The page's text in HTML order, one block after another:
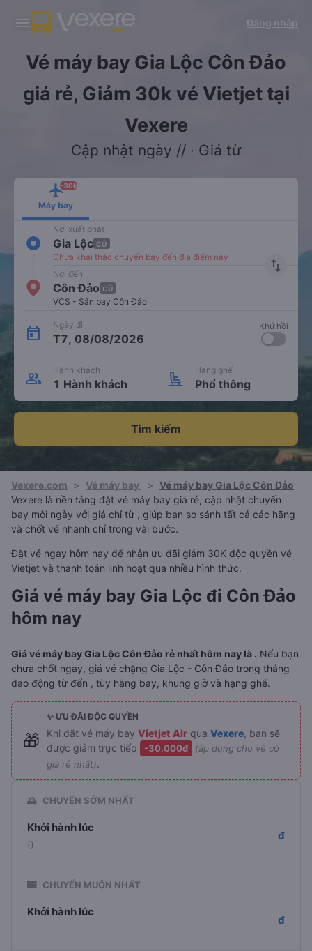
Tải app Vexere ngay!
Nhận ưu đãi thành viên độc
Mở app
Tải app Vexere
-30k/ghế khi đặt vé máy bay qua
Mở app
Đăng nhập
Vé máy bay Gia Lộc Côn Đảo
giá rẻ, Giảm 30k vé Vietjet tại
Vexere
Cập nhật ngày // · Giá từ
Máy bay
-30k
Nơi xuất phát
Gia Lộc CŨ
Chưa khai thác chuyến bay đến địa điểm này
import_export
Nơi đến
Côn Đảo CŨ
VCS - Sân bay Côn Đảo
Ngày đi
T7, 08/08/2026
Khứ hồi
Hành khách
1 Hành khách
Hạng ghế
Phổ thông
Tìm kiếm
Vexere.com > Vé máy bay > Vé máy bay Gia Lộc Côn Đảo
Vexere là nền tảng đặt vé máy bay giá rẻ, cập nhật chuyến
bay mỗi ngày với giá chỉ từ , giúp bạn so sánh tất cả các hãng
và chốt vé nhanh chỉ trong vài bước.
Đặt vé ngay hôm nay để nhận ưu đãi giảm 30K độc quyền vé
Vietjet và thanh toán linh hoạt qua nhiều hình thức.
Giá vé máy bay Gia Lộc đi Côn Đảo
hôm nay
Giá vé máy bay Gia Lộc Côn Đảo rẻ nhất hôm nay là . Nếu bạn
chưa chốt ngay, giá vé chặng Gia Lộc - Côn Đảo trong tháng
dao động từ đến , tùy hãng bay, khung giờ và hạng ghế.
🎁
✨ ƯU ĐÃI ĐỘC QUYỀN
Khi đặt vé máy bay Vietjet Air qua Vexere , bạn sẽ
được giảm trực tiếp
-30.000đ
(áp dụng cho vé có
giá rẻ nhất).
🌅 CHUYẾN SỚM NHẤT
Khởi hành lúc
()
đ
🌃 CHUYẾN MUỘN NHẤT
Khởi hành lúc
đ